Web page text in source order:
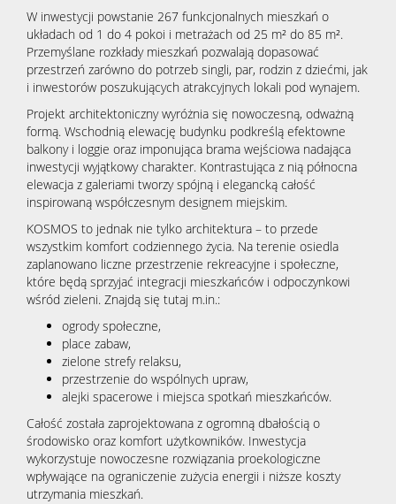
W inwestycji powstanie 267 funkcjonalnych mieszkań o
układach od 1 do 4 pokoi i metrażach od 25 m² do 85 m².
Przemyślane rozkłady mieszkań pozwalają dopasować
przestrzeń zarówno do potrzeb singli, par, rodzin z dziećmi, jak
i inwestorów poszukujących atrakcyjnych lokali pod wynajem.
Projekt architektoniczny wyróżnia się nowoczesną, odważną
formą. Wschodnią elewację budynku podkreślą efektowne
balkony i loggie oraz imponująca brama wejściowa nadająca
inwestycji wyjątkowy charakter. Kontrastująca z nią północna
elewacja z galeriami tworzy spójną i elegancką całość
inspirowaną współczesnym designem miejskim.
KOSMOS to jednak nie tylko architektura – to przede
wszystkim komfort codziennego życia. Na terenie osiedla
zaplanowano liczne przestrzenie rekreacyjne i społeczne,
które będą sprzyjać integracji mieszkańców i odpoczynkowi
wśród zieleni. Znajdą się tutaj m.in.:
ogrody społeczne,
place zabaw,
zielone strefy relaksu,
przestrzenie do wspólnych upraw,
alejki spacerowe i miejsca spotkań mieszkańców.
Całość została zaprojektowana z ogromną dbałością o
środowisko oraz komfort użytkowników. Inwestycja
wykorzystuje nowoczesne rozwiązania proekologiczne
wpływające na ograniczenie zużycia energii i niższe koszty
utrzymania mieszkań.